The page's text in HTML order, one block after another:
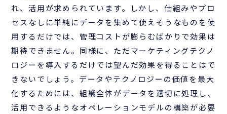
れ、活用が求められています。しかし、仕組みやプロ
セスなしに単純にデータを集めて使えそうなものを使
用するだけでは、管理コストが膨らむばかりで効果は
期待できません。同様に、ただマーケティングテクノ
ロジーを導入するだけでは望んだ効果を得ることはで
きないでしょう。データやテクノロジーの価値を最大
化するためには、組織全体がデータを適切に処理し、
活用できるようなオペレーションモデルの構築が必要